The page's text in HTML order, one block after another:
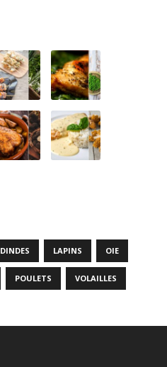
DINDES LAPINS OIE
POULETS VOLAILLES